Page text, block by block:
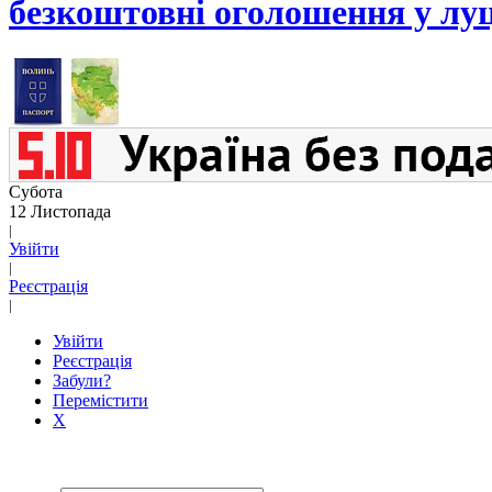
безкоштовні оголошення у
Субота
12 Листопада
|
Увійти
|
Реєстрація
|
Увійти
Реєстрація
Забули?
Перемістити
X